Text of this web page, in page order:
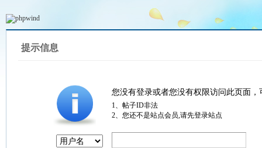
提示信息
您没有登录或者您没有权限访问此页面
1、帖子ID非法
2、您还不是站点会员,请先登录站点